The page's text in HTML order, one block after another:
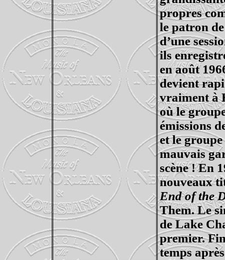
propres
le patron
d’une
ils
en août
devient
vraiment à
où le
émissions
et le
mauvais
scène ! En
nouveaux
End of the
Them. Le
de Lake
premier.
temps